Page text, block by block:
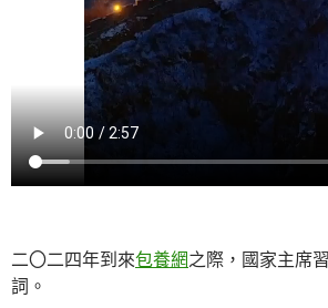
二〇二四年到來包養網之際，國家主席
詞。